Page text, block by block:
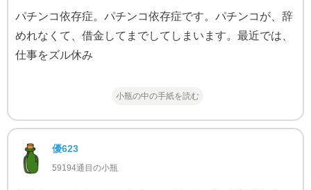
パチンコ依存症。パチンコ依存症です。パチンコが、辞
めれなくて、借金してまでしてしまいます。最近では、
仕事をズル休み
小瓶の中の手紙を読む
優623
59194通目の小瓶